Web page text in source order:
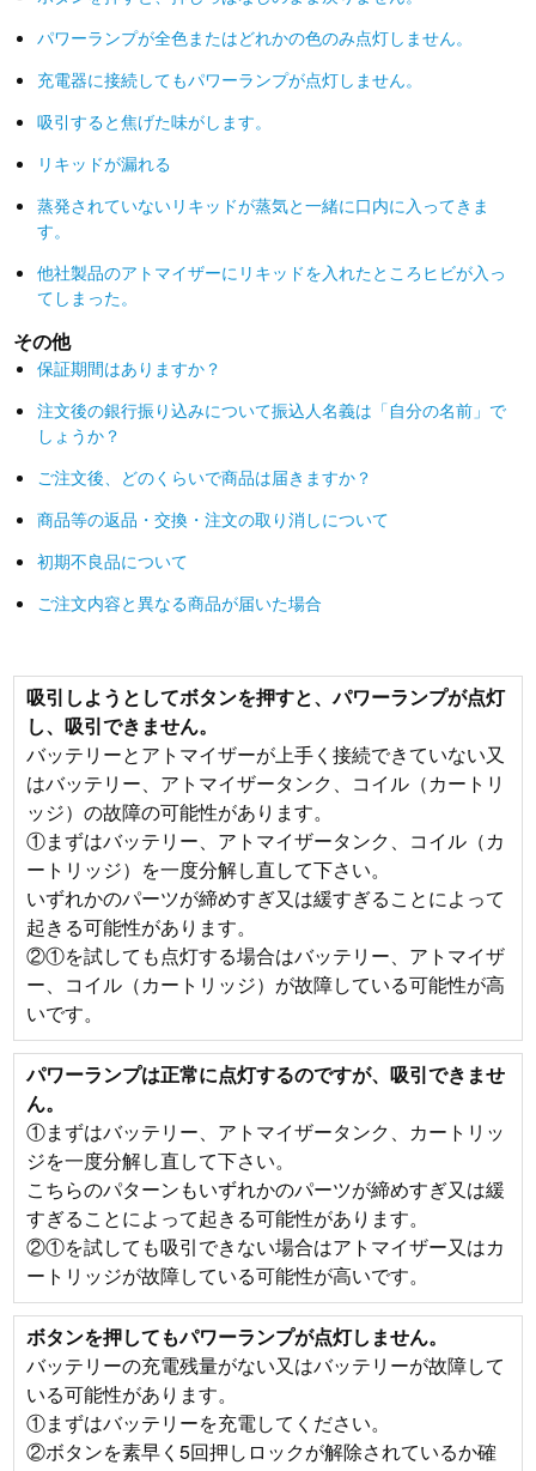
パワーランプが全色またはどれかの色のみ点灯しません。
充電器に接続してもパワーランプが点灯しません。
吸引すると焦げた味がします。
リキッドが漏れる
蒸発されていないリキッドが蒸気と一緒に口内に入ってきま
す。
他社製品のアトマイザーにリキッドを入れたところヒビが入っ
てしまった。
その他
保証期間はありますか？
注文後の銀行振り込みについて振込人名義は「自分の名前」で
しょうか？
ご注文後、どのくらいで商品は届きますか？
商品等の返品・交換・注文の取り消しについて
初期不良品について
ご注文内容と異なる商品が届いた場合
吸引しようとしてボタンを押すと、パワーランプが点灯
し、吸引できません。
バッテリーとアトマイザーが上手く接続できていない又
はバッテリー、アトマイザータンク、コイル（カートリ
ッジ）の故障の可能性があります。
①まずはバッテリー、アトマイザータンク、コイル（カ
ートリッジ）を一度分解し直して下さい。
いずれかのパーツが締めすぎ又は緩すぎることによって
起きる可能性があります。
②①を試しても点灯する場合はバッテリー、アトマイザ
ー、コイル（カートリッジ）が故障している可能性が高
いです。
パワーランプは正常に点灯するのですが、吸引できませ
ん。
①まずはバッテリー、アトマイザータンク、カートリッ
ジを一度分解し直して下さい。
こちらのパターンもいずれかのパーツが締めすぎ又は緩
すぎることによって起きる可能性があります。
②①を試しても吸引できない場合はアトマイザー又はカ
ートリッジが故障している可能性が高いです。
ボタンを押してもパワーランプが点灯しません。
バッテリーの充電残量がない又はバッテリーが故障して
いる可能性があります。
①まずはバッテリーを充電してください。
②ボタンを素早く5回押しロックが解除されているか確